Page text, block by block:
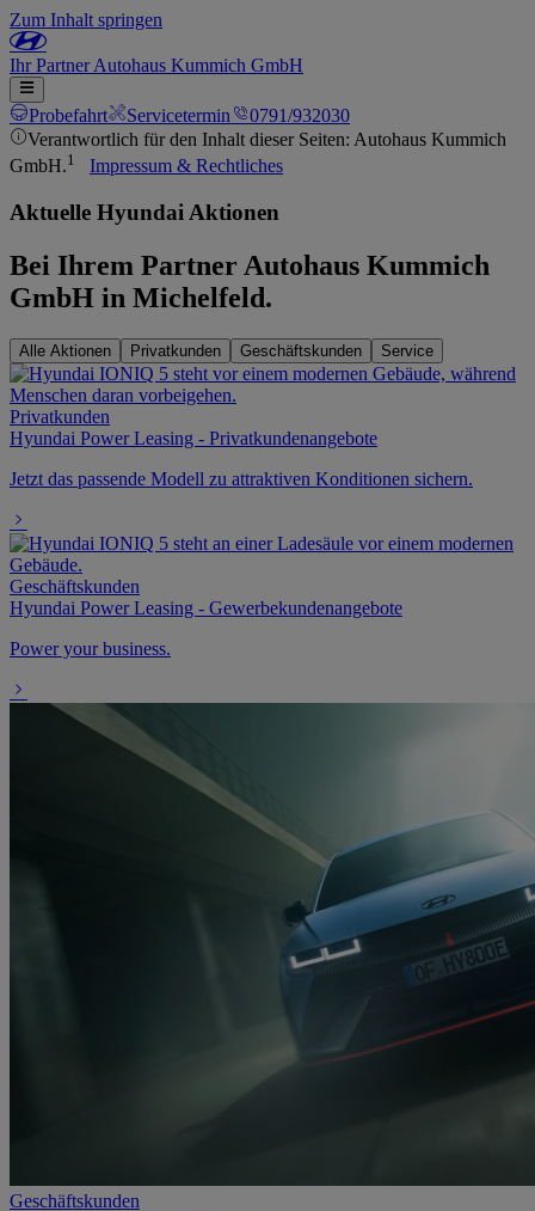
Zum Inhalt springen
IhrPartnerAutohaus Kummich GmbH
Probefahrt Servicetermin
0791/932030
Verantwortlich für den Inhalt dieser Seiten: Autohaus Kummich
GmbH.1 Impressum & Rechtliches
Aktuelle Hyundai Aktionen
Bei Ihrem Partner Autohaus Kummich
GmbH in Michelfeld.
Alle Aktionen Privatkunden Geschäftskunden Service
Privatkunden
Hyundai Power Leasing - Privatkundenangebote
Jetzt das passende Modell zu attraktiven Konditionen sichern.
Geschäftskunden
Hyundai Power Leasing - Gewerbekundenangebote
Power your business.
Geschäftskunden